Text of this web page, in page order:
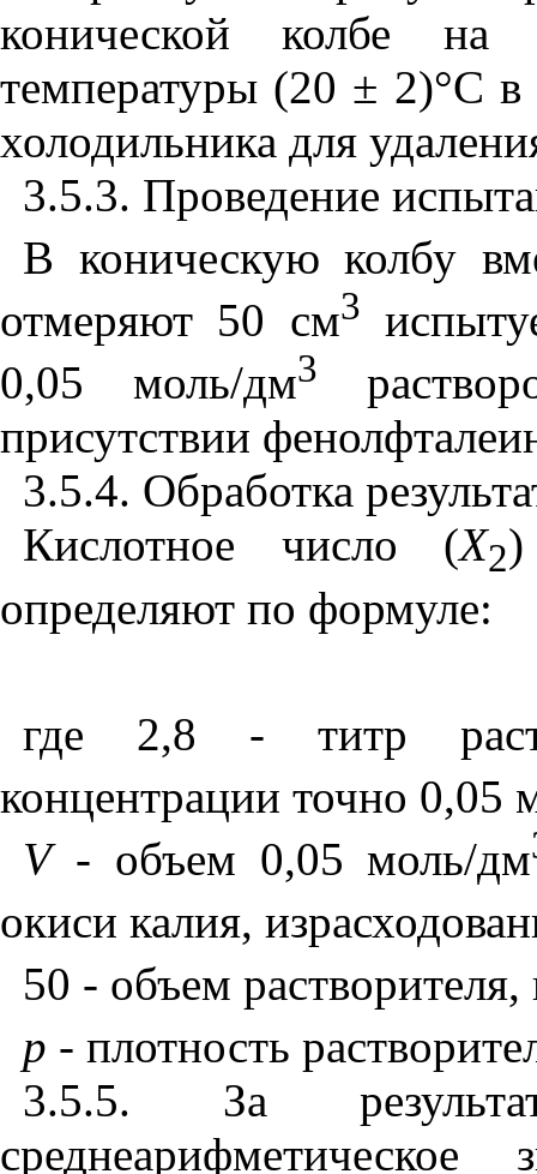
конической колбе
температуры (20 ± 2)°С
холодильника для
3.5.3. Проведение
В коническую колбу
отмеряют 50 см3
0,05 моль/дм3
присутствии
3.5.4. Обработка
Кислотное число (Х2
определяют по формуле:
где 2,8 - титр
концентрации точно 0,05
V - объем 0,05 моль/дм
окиси калия,
50 - объем
p - плотность
3.5.5. За